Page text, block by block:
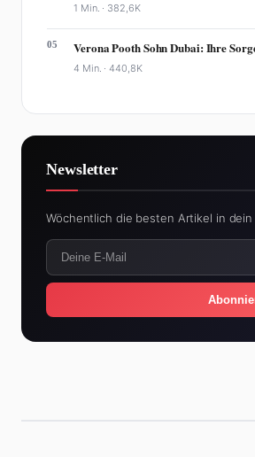
1 Min. · 382,6K
05 Verona Pooth Sohn Dubai: Ihre
4 Min. ·440,8K
Newsletter
Wöchentlich die besten Artikel in dein